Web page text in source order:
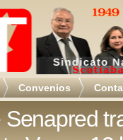
Convenios
Senapred